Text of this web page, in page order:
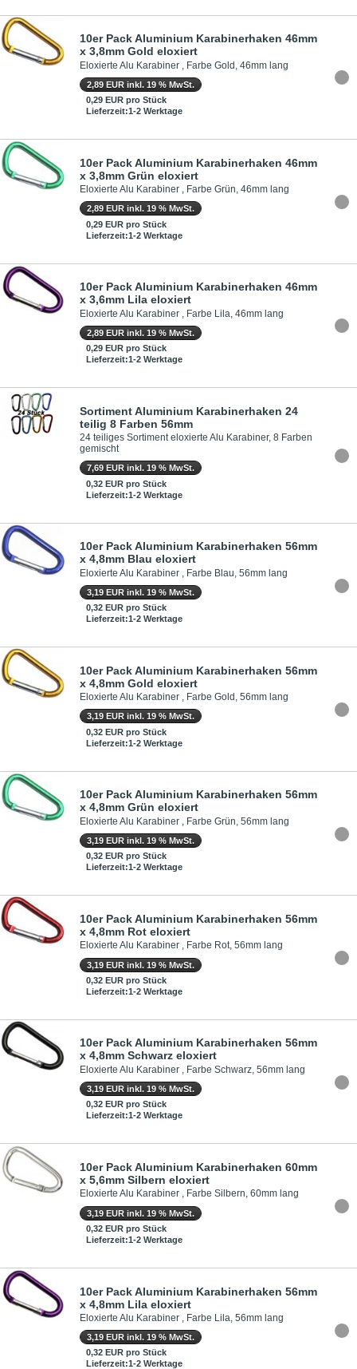
10er Pack Aluminium Karabinerhaken 46mm
x 3,8mm Gold eloxiert
Eloxierte Alu Karabiner , Farbe Gold, 46mm lang
2,89 EUR inkl. 19 % MwSt.
0,29 EUR pro Stück
Lieferzeit:1-2 Werktage
10er Pack Aluminium Karabinerhaken 46mm
x 3,8mm Grün eloxiert
Eloxierte Alu Karabiner , Farbe Grün, 46mm lang
2,89 EUR inkl. 19 % MwSt.
0,29 EUR pro Stück
Lieferzeit:1-2 Werktage
10er Pack Aluminium Karabinerhaken 46mm
x 3,6mm Lila eloxiert
Eloxierte Alu Karabiner , Farbe Lila, 46mm lang
2,89 EUR inkl. 19 % MwSt.
0,29 EUR pro Stück
Lieferzeit:1-2 Werktage
Sortiment Aluminium Karabinerhaken 24
teilig 8 Farben 56mm
24 teiliges Sortiment eloxierte Alu Karabiner, 8 Farben
gemischt
7,69 EUR inkl. 19 % MwSt.
0,32 EUR pro Stück
Lieferzeit:1-2 Werktage
10er Pack Aluminium Karabinerhaken 56mm
x 4,8mm Blau eloxiert
Eloxierte Alu Karabiner , Farbe Blau, 56mm lang
3,19 EUR inkl. 19 % MwSt.
0,32 EUR pro Stück
Lieferzeit:1-2 Werktage
10er Pack Aluminium Karabinerhaken 56mm
x 4,8mm Gold eloxiert
Eloxierte Alu Karabiner , Farbe Gold, 56mm lang
3,19 EUR inkl. 19 % MwSt.
0,32 EUR pro Stück
Lieferzeit:1-2 Werktage
10er Pack Aluminium Karabinerhaken 56mm
x 4,8mm Grün eloxiert
Eloxierte Alu Karabiner , Farbe Grün, 56mm lang
3,19 EUR inkl. 19 % MwSt.
0,32 EUR pro Stück
Lieferzeit:1-2 Werktage
10er Pack Aluminium Karabinerhaken 56mm
x 4,8mm Rot eloxiert
Eloxierte Alu Karabiner , Farbe Rot, 56mm lang
3,19 EUR inkl. 19 % MwSt.
0,32 EUR pro Stück
Lieferzeit:1-2 Werktage
10er Pack Aluminium Karabinerhaken 56mm
x 4,8mm Schwarz eloxiert
Eloxierte Alu Karabiner , Farbe Schwarz, 56mm lang
3,19 EUR inkl. 19 % MwSt.
0,32 EUR pro Stück
Lieferzeit:1-2 Werktage
10er Pack Aluminium Karabinerhaken 60mm
x 5,6mm Silbern eloxiert
Eloxierte Alu Karabiner , Farbe Silbern, 60mm lang
3,19 EUR inkl. 19 % MwSt.
0,32 EUR pro Stück
Lieferzeit:1-2 Werktage
10er Pack Aluminium Karabinerhaken 56mm
x 4,8mm Lila eloxiert
Eloxierte Alu Karabiner , Farbe Lila, 56mm lang
3,19 EUR inkl. 19 % MwSt.
0,32 EUR pro Stück
Lieferzeit:1-2 Werktage